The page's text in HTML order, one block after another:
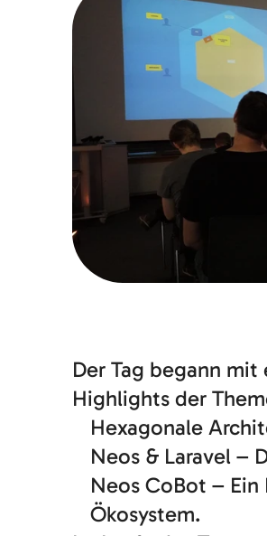
Der Tag begann
Highlights der
Hexagonale
Neos & Laravel –
Neos CoBot –
Ökosystem.